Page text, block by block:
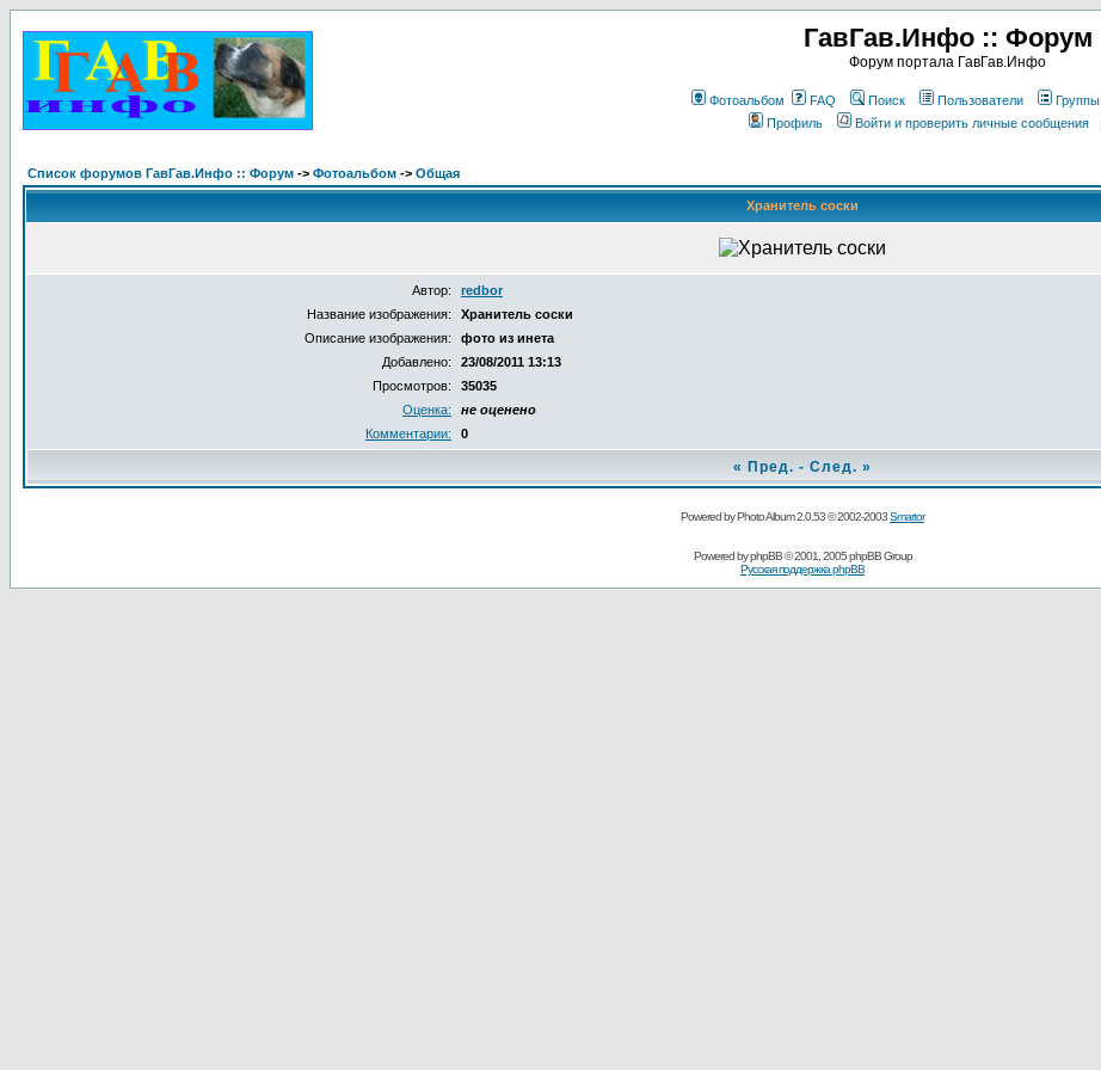
ГавГав.Инфо :: Форум
Форум портала ГавГав.Инфо
Фотоальбом FAQ Поиск Пользователи Группы
Профиль
Войти и проверить личные сообщения
Список форумов ГавГав.Инфо :: Форум -> Фотоальбом -> Общая
Хранитель соски
Автор:
redbor
Название изображения:
Хранитель соски
Описание изображения:
фото из инета
Добавлено:
23/08/2011 13:13
Просмотров:
35035
Оценка:
не оценено
Комментарии:
0
« Пред. - След. »
Powered by Photo Album 2.0.53 © 2002-2003Smartor
Powered byphpBB© 2001, 2005 phpBB Group
Русская поддержка phpBB